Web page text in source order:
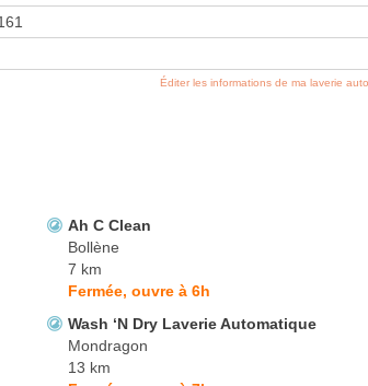
Éditer les informations de ma laverie
Ah C Clean
Bollène
7 km
Fermée, ouvre à 6h
Wash ‘N Dry Laverie Automatique
Mondragon
13 km